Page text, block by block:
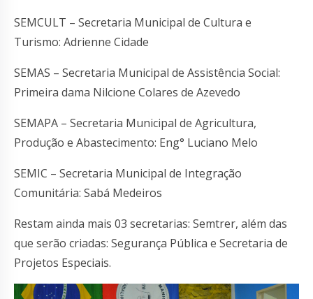
SEMCULT – Secretaria Municipal de Cultura e
Turismo: Adrienne Cidade
SEMAS – Secretaria Municipal de Assistência Social:
Primeira dama Nilcione Colares de Azevedo
SEMAPA – Secretaria Municipal de Agricultura,
Produção e Abastecimento: Eng° Luciano Melo
SEMIC – Secretaria Municipal de Integração
Comunitária: Sabá Medeiros
Restam ainda mais 03 secretarias: Semtrer, além das
que serão criadas: Segurança Pública e Secretaria de
Projetos Especiais.